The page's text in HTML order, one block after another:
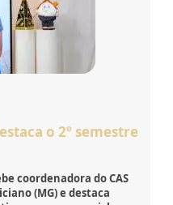
o 2º semestre
coordenadora do CAS
(MG) e destaca